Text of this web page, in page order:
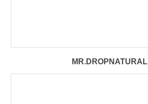
MR.DROPNATURAL